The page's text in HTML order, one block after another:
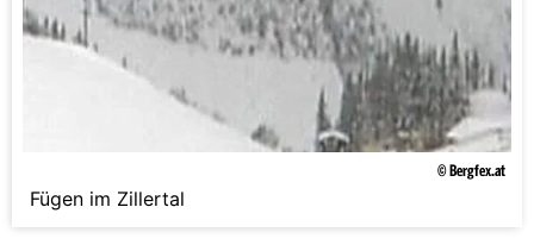
© Bergfex.at
Fügen im Zillertal